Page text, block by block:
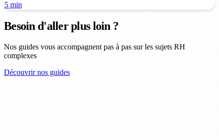
5 min
Besoin d'aller plus loin ?
Nos guides vous accompagnent pas à pas sur les sujets RH
complexes
Découvrir nos guides